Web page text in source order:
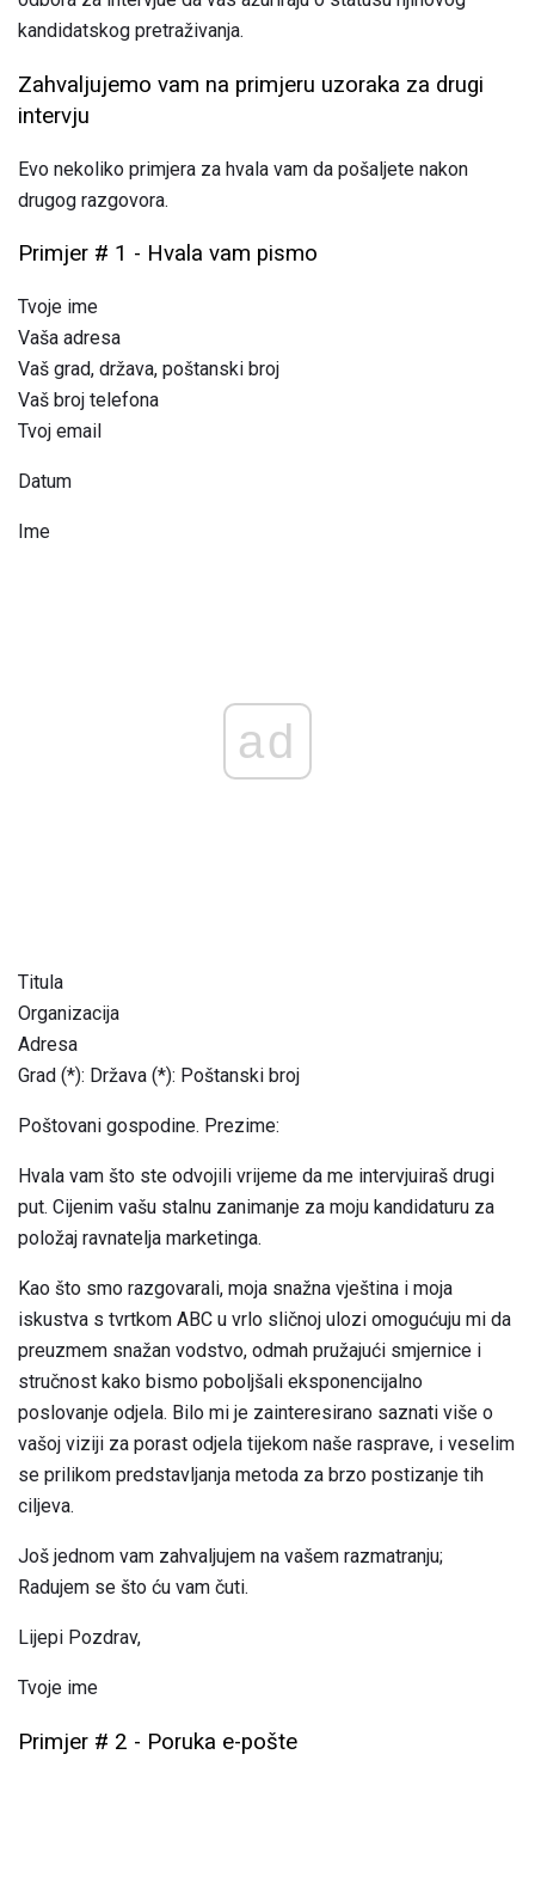
kandidatskog pretraživanja.
Zahvaljujemo vam na primjeru uzoraka za drugi
intervju
Evo nekoliko primjera za hvala vam da pošaljete nakon
drugog razgovora.
Primjer # 1 - Hvala vam pismo
Tvoje ime
Vaša adresa
Vaš grad, država, poštanski broj
Vaš broj telefona
Tvoj email
Datum
Ime
ad
Titula
Organizacija
Adresa
Grad (*): Država (*): Poštanski broj
Poštovani gospodine. Prezime:
Hvala vam što ste odvojili vrijeme da me intervjuiraš drugi
put. Cijenim vašu stalnu zanimanje za moju kandidaturu za
položaj ravnatelja marketinga.
Kao što smo razgovarali, moja snažna vještina i moja
iskustva s tvrtkom ABC u vrlo sličnoj ulozi omogućuju mi ​​da
preuzmem snažan vodstvo, odmah pružajući smjernice i
stručnost kako bismo poboljšali eksponencijalno
poslovanje odjela. Bilo mi je zainteresirano saznati više o
vašoj viziji za porast odjela tijekom naše rasprave, i veselim
se prilikom predstavljanja metoda za brzo postizanje tih
ciljeva.
Još jednom vam zahvaljujem na vašem razmatranju;
Radujem se što ću vam čuti.
Lijepi Pozdrav,
Tvoje ime
Primjer # 2 - Poruka e-pošte